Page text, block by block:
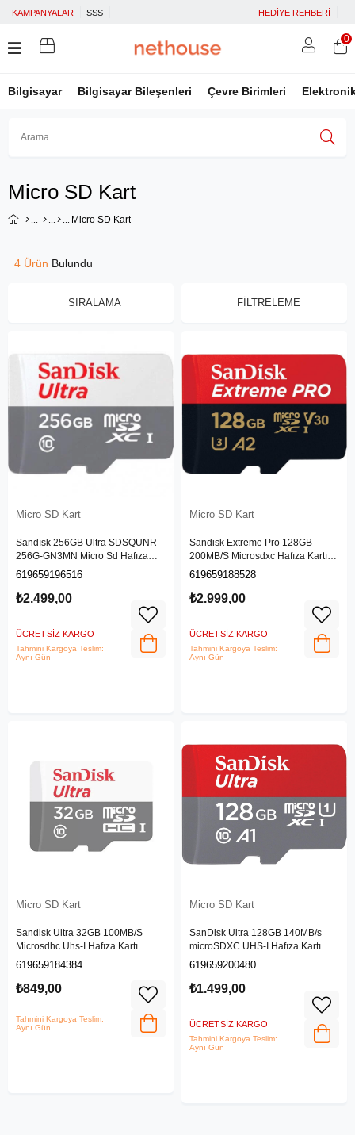
KAMPANYALAR SSS HEDİYE REHBERİ
Bilgisayar Bilgisayar Bileşenleri Çevre Birimleri
0
Micro SD Kart
Micro SD Kart
FILTRELEME
SIRALAMA
4 Ürün
Micro SD Kart
Sandısk 256GB Ultra SDSQUNR-
256G-GN3MN Micro Sd Hafıza
Kartı
619659196516
₺2.499,00
ÜCRETSIZ KARGO
Tahmini Kargoya Teslim:
Aynı Gün
Micro SD Kart
Sandisk Extreme Pro 128GB
200MB/S Microsdxc Hafıza Kartı
SDSQXCD-128G-GN6MA
619659188528
₺2.999,00
ÜCRETSIZ KARGO
Tahmini Kargoya Teslim:
Aynı Gün
Micro SD Kart
Sandisk Ultra 32GB 100MB/S
Microsdhc Uhs-I Hafıza Kartı
SDSQUNR-032G-GN3MN
619659184384
₺849,00
Tahmini Kargoya Teslim:
Aynı Gün
Micro SD Kart
SanDisk Ultra 128GB 140MB/s
microSDXC UHS-I Hafıza Kartı
SDSQUAB-128G-GN6MN
619659200480
₺1.499,00
ÜCRETSIZ KARGO
Tahmini Kargoya Teslim:
Aynı Gün